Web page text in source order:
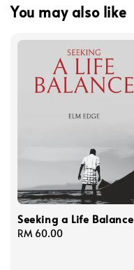
You may also like
Seeking a Life Balance
Regular
RM 60.00